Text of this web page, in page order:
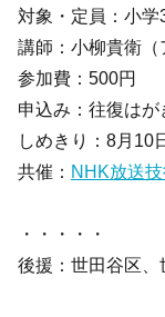
対象・定員：小
講師：小柳貴衛（
参加費：500円
申込み：往復は
しめきり：8月10
共催： NHK放送
・・・・・
後援：世田谷区